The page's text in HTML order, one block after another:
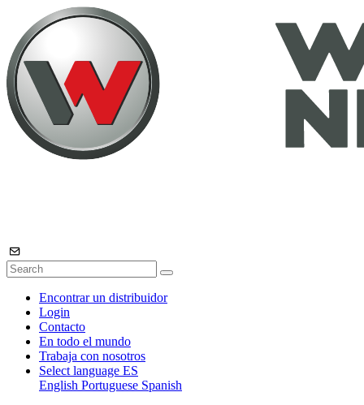
Encontrar un distribuidor
Login
Contacto
En todo el mundo
Trabaja con nosotros
Select language ES
English Portuguese Spanish